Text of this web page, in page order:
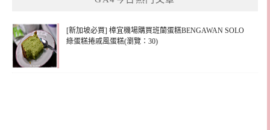
[新加坡必買] 樟宜機場購買班蘭蛋糕BENGAWAN SOLO
綠蛋糕捲戚風蛋糕(瀏覽：30)